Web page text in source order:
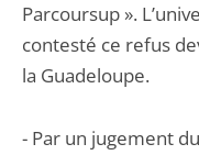
Parcoursup ».
contesté ce refus
la Guadeloupe.
- Par un jugement